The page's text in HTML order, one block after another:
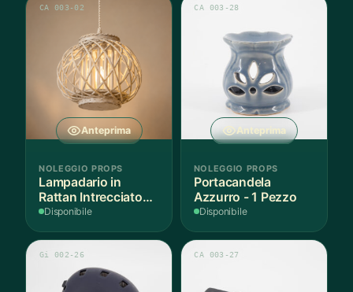
Anteprima
CA 003-02
NOLEGGIO PROPS
Lampadario in
Rattan Intrecciato
Bianco
Disponibile
Anteprima
CA 003-28
NOLEGGIO PROPS
Portacandela
Azzurro - 1 Pezzo
Disponibile
Gi 002-26 CA 003-27